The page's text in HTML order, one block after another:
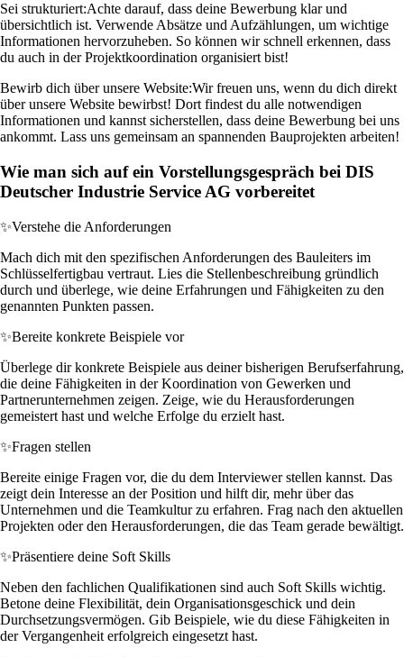
Sei strukturiert:Achte darauf, dass deine Bewerbung klar und
übersichtlich ist. Verwende Absätze und Aufzählungen, um wichtige
Informationen hervorzuheben. So können wir schnell erkennen, dass
du auch in der Projektkoordination organisiert bist!
Bewirb dich über unsere Website:Wir freuen uns, wenn du dich direkt
über unsere Website bewirbst! Dort findest du alle notwendigen
Informationen und kannst sicherstellen, dass deine Bewerbung bei uns
ankommt. Lass uns gemeinsam an spannenden Bauprojekten arbeiten!
Wie man sich auf ein Vorstellungsgespräch bei DIS
Deutscher Industrie Service AG vorbereitet
✨Verstehe die Anforderungen
Mach dich mit den spezifischen Anforderungen des Bauleiters im
Schlüsselfertigbau vertraut. Lies die Stellenbeschreibung gründlich
durch und überlege, wie deine Erfahrungen und Fähigkeiten zu den
genannten Punkten passen.
✨Bereite konkrete Beispiele vor
Überlege dir konkrete Beispiele aus deiner bisherigen Berufserfahrung,
die deine Fähigkeiten in der Koordination von Gewerken und
Partnerunternehmen zeigen. Zeige, wie du Herausforderungen
gemeistert hast und welche Erfolge du erzielt hast.
✨Fragen stellen
Bereite einige Fragen vor, die du dem Interviewer stellen kannst. Das
zeigt dein Interesse an der Position und hilft dir, mehr über das
Unternehmen und die Teamkultur zu erfahren. Frag nach den aktuellen
Projekten oder den Herausforderungen, die das Team gerade bewältigt.
✨Präsentiere deine Soft Skills
Neben den fachlichen Qualifikationen sind auch Soft Skills wichtig.
Betone deine Flexibilität, dein Organisationsgeschick und dein
Durchsetzungsvermögen. Gib Beispiele, wie du diese Fähigkeiten in
der Vergangenheit erfolgreich eingesetzt hast.